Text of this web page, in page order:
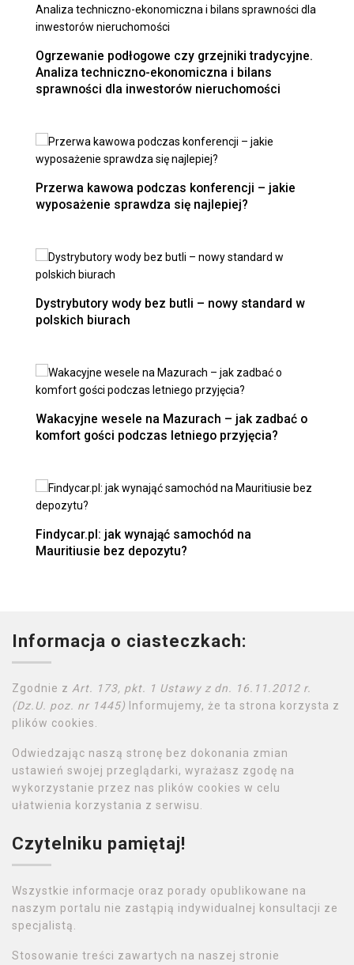
Ogrzewanie podłogowe czy grzejniki tradycyjne.
Analiza techniczno-ekonomiczna i bilans
sprawności dla inwestorów nieruchomości
Przerwa kawowa podczas konferencji – jakie
wyposażenie sprawdza się najlepiej?
Dystrybutory wody bez butli – nowy standard w
polskich biurach
Wakacyjne wesele na Mazurach – jak zadbać o
komfort gości podczas letniego przyjęcia?
Findycar.pl: jak wynająć samochód na
Mauritiusie bez depozytu?
Informacja o ciasteczkach:
Zgodnie z Art. 173, pkt. 1 Ustawy z dn. 16.11.2012 r.
(Dz.U. poz. nr 1445) Informujemy, że ta strona korzysta z
plików cookies.
Odwiedzając naszą stronę bez dokonania zmian
ustawień swojej przeglądarki, wyrażasz zgodę na
wykorzystanie przez nas plików cookies w celu
ułatwienia korzystania z serwisu.
Czytelniku pamiętaj!
Wszystkie informacje oraz porady opublikowane na
naszym portalu nie zastąpią indywidualnej konsultacji ze
specjalistą.
Stosowanie treści zawartych na naszej stronie